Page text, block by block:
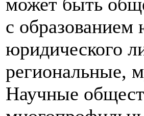
с образованием
юридического
региональные,
Научные